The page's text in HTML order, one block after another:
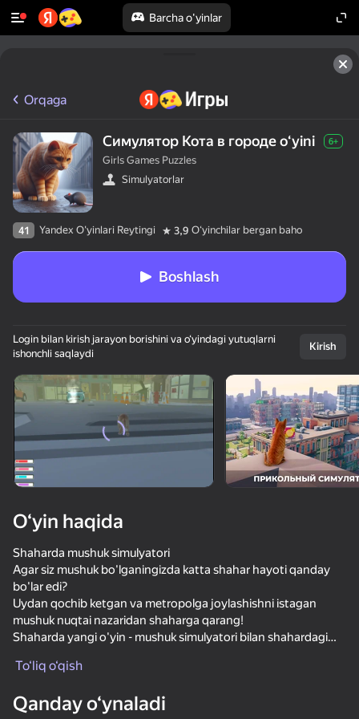
Barcha o'yinlar
Qurilmani aylantiring
O‘yinlar faqat gorizontal
oriyentatsiyasida ishlaydi
Кот в Желтом
Кот и Бабка
Orqaga
Симулятор Кота в городе oʻyini 6+
Girls Games Puzzles
Simulyatorlar
41 Yandex O'yinlari Reytingi 3,9 Oʻyinchilar bergan baho
Boshlash
Login bilan kirish jarayon borishini va o‘yindagi yutuqlarni
ishonchli saqlaydi
Kirish
O‘yin haqida
Shaharda mushuk simulyatori
Agar siz mushuk bo'lganingizda katta shahar hayoti qanday
bo'lar edi?
Uydan qochib ketgan va metropolga joylashishni istagan
mushuk nuqtai nazaridan shaharga qarang!
Shaharda yangi o'yin - mushuk simulyatori bilan shahardagi
simulyatori!
To‘liq o‘qish
Qanday o‘ynaladi